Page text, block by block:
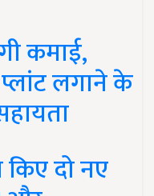
कमाई,
लगाने के
दो नए